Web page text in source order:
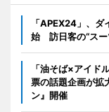
「APEX24」、
始 訪日客の“スー
「油そば×アイド
票の話題企画が拡
ン』開催